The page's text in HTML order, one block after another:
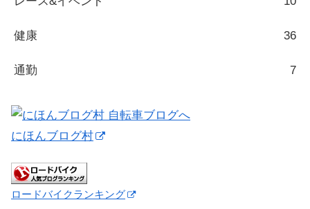
健康 36
通勤 7
にほんブログ村
ロードバイクランキング